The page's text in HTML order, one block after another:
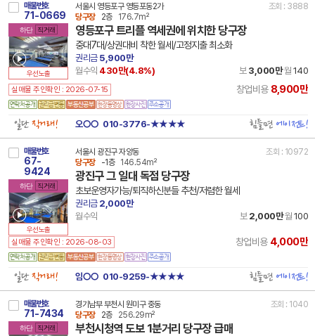
매물번호
71-0669
하단 직거래
우선노출
서울시 영등포구 영등포동2가
조회 : 3888
당구장
2층 176.7m²
영등포구 트리플 역세권에 위치한 당구장
중대7대/상권대비 착한 월세/고정지출 최소화
권리금5,900만
월수익 430만(4.8%) 보3,000만 월 140
실매물 주인확인 : 2026-07-15 창업비용 8,900만
일단직거래! 오○○ 010-3776-★★★★ 힘들면에이전트!
매물번호
67-
9424
하단 직거래
우선노출
서울시 광진구 자양동
조회 : 10972
당구장
-1층 146.54m²
광진구 그 일대 독점 당구장
초보운영자가능/퇴직하신분들 추천/저렴한 월세
권리금2,000만
월수익
보 2,000만 월 100
실매물 주인확인 : 2026-08-03 창업비용 4,000만
일단직거래! 임○○ 010-9259-★★★★ 힘들면에이전트!
매물번호
71-7434
하단 직거래
경기남부 부천시 원미구 중동
조회 : 1040
당구장
2층 256.29m²
부천시청역 도보 1분거리 당구장 급매